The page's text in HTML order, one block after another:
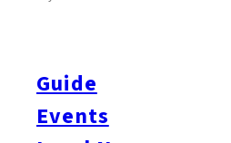
Guide
Events